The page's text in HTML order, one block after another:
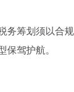
筹划须以合
驾护航。